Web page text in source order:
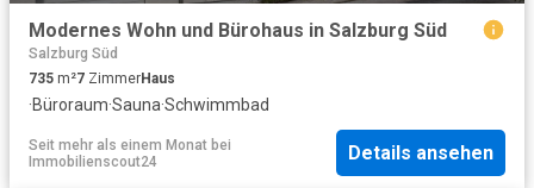
Modernes Wohn und Bürohaus in Salzburg Süd
Salzburg Süd
735 m²7 ZimmerHaus
·Büroraum·Sauna·Schwimmbad
Seit mehr als einem Monat bei
Immobilienscout24
Details ansehen